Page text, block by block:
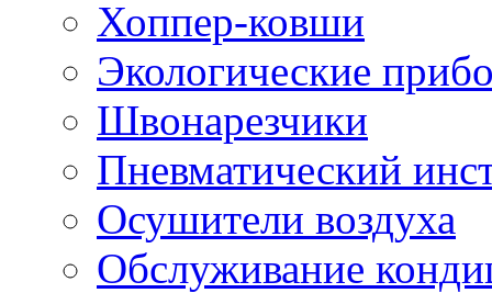
Хоппер-ковши
Экологические
Швонарезчики
Пневматический
Осушители воздуха
Обслуживание